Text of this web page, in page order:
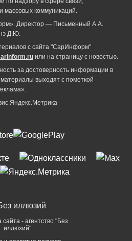
массовых коммуникаций.
Директор — Письменный А.А.
Д.Ю.
с сайта "СарИнформ"
или на страницу с новостью.
за достоверность информации в
выходят с пометкой
Яндекс.Метрика
сайта - агентство "Без
иллюзий"